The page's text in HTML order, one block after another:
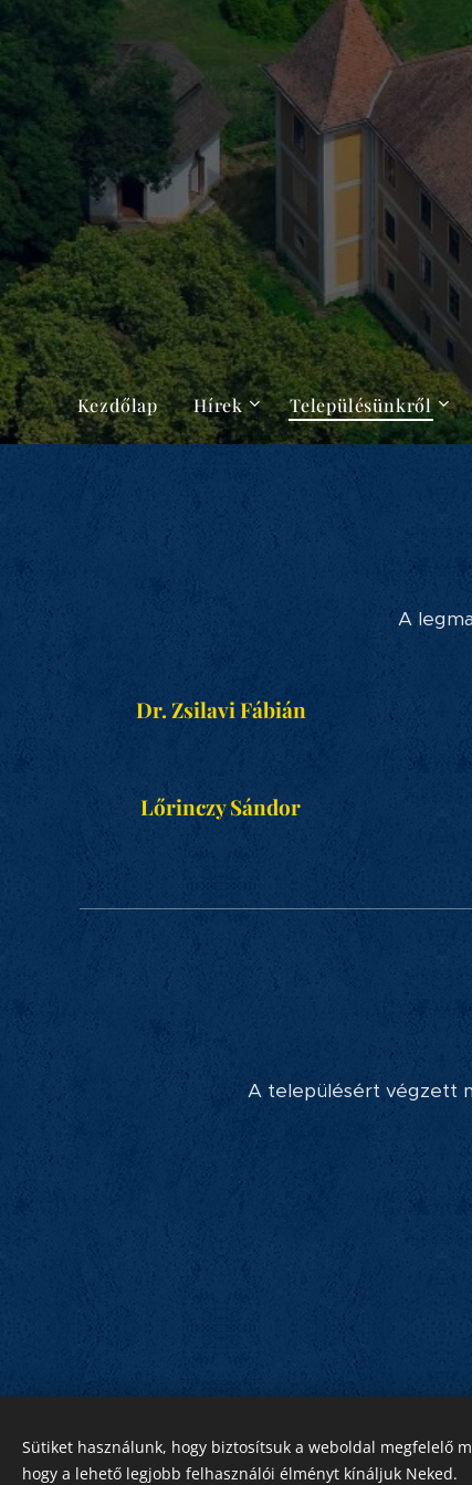
Kezdőlap Hírek Településünkről
A
Dr. Zsilavi Fábián
Lőrinczy Sándor
A településért végzett
Adatvédelmi tájékoztató
Készítő:Mészáros Bott Boglárka
Sütiket használunk, hogy biztosítsuk a weboldal megfelelő
hogy a lehető legjobb felhasználói élményt kínáljuk Neked.